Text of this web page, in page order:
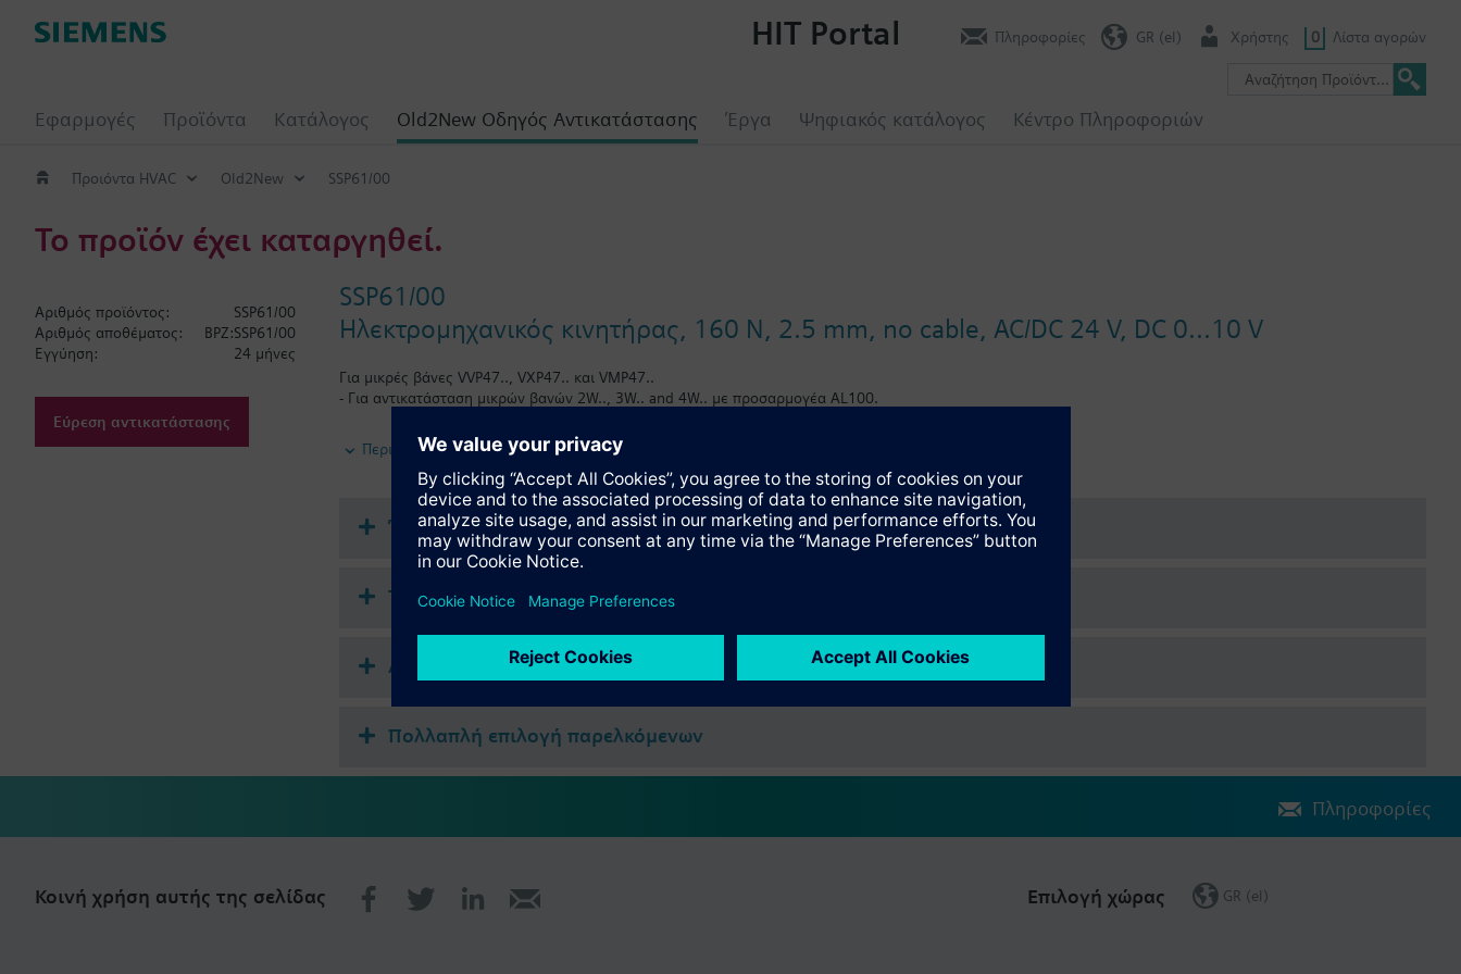
Εφαρμογές Προϊόντα Κατάλογος Old2New Οδηγός Αντικατάστασης Έργα Ψηφιακός κατάλογος Κέντρο Πληροφοριών
HIT Portal Πληροφορίες GR (el) Χρήστης 0 Λίστα αγορών
Προιόντα HVAC Old2New SSP61/00
Το προϊόν έχει καταργηθεί.
SSP61/00
Ηλεκτρομηχανικός κινητήρας, 160 N, 2.5 mm, no cable, AC/DC 24 V, DC 0...10 V
Για μικρές βάνες VVP47.., VXP47.. και VMP47..
- Για αντικατάσταση μικρών βανών 2W.., 3W.. and 4W.. με προσαρμογέα AL100.
Ηλεκτρομηχανικοί κινητήρες για αναλογικό ή 3-θέσεων έλεγχο μικρών βανών για τερματικές μονάδες και ζώνες θέρμανσης και ψύξης. Με ένδειξη θέσης,
χειροκίνητο έλεγχο, αυτόματη προσαρμογή εμβόλου, εξαρτώμενη ισχύ από το κλείσιμο στην τελική θέση και καλώδιο σύνδεσης τύπου plug-in
Σημαντική πληροφορία
Για τοποθέτηση σε βάνα: Σπείρωμα M30 x 1.5.
SSP81.., SSP61.. are CE, C-tick, UL and cUL listed.
Περισσότερα
Αριθμός προϊόντος:
SSP61/00
Αριθμός αποθέματος:
BPZ:SSP61/00
Εγγύηση:
24 μήνες
Εύρεση αντικατάστασης
Έγγραφα
Τεχνική σύνοψη
Απλή επιλογή παρελκόμενων
Πολλαπλή επιλογή παρελκόμενων
Πληροφορίες
Κοινή χρήση αυτής της σελίδας Επιλογή χώρας GR (el)